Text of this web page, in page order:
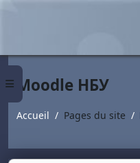
Panneau latéral
Moodle НБУ
Accueil Pages du site